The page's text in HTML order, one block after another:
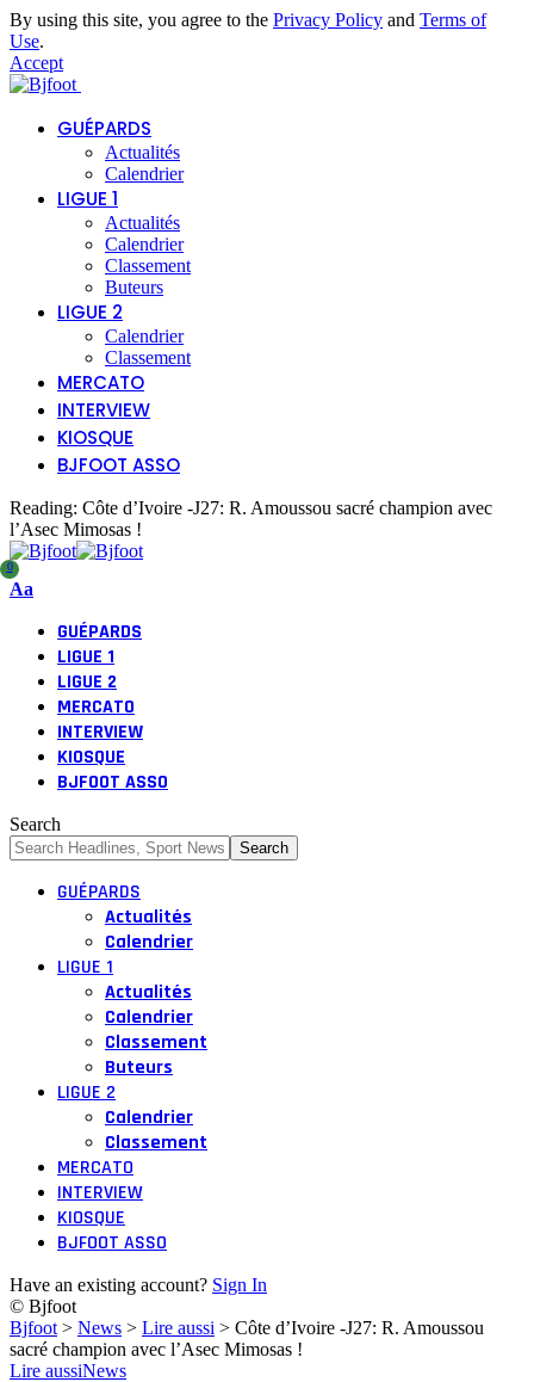
By using this site, you agree to the Privacy Policy and Terms of
Use.
Accept
GUÉPARDS
Actualités
Calendrier
LIGUE 1
Actualités
Calendrier
Classement
Buteurs
LIGUE 2
Calendrier
Classement
MERCATO
INTERVIEW
KIOSQUE
BJFOOT ASSO
Reading: Côte d’Ivoire -J27: R. Amoussou sacré champion avec
l’Asec Mimosas !
0
Font
Aa
GUÉPARDS
LIGUE 1
LIGUE 2
MERCATO
INTERVIEW
KIOSQUE
BJFOOT ASSO
Search
GUÉPARDS
Actualités
Calendrier
LIGUE 1
Actualités
Calendrier
Classement
Buteurs
LIGUE 2
Calendrier
Classement
MERCATO
INTERVIEW
KIOSQUE
BJFOOT ASSO
Have an existing account? Sign In
© Bjfoot
Bjfoot > News > Lire aussi > Côte d’Ivoire -J27: R. Amoussou
sacré champion avec l’Asec Mimosas !
Lire aussiNews